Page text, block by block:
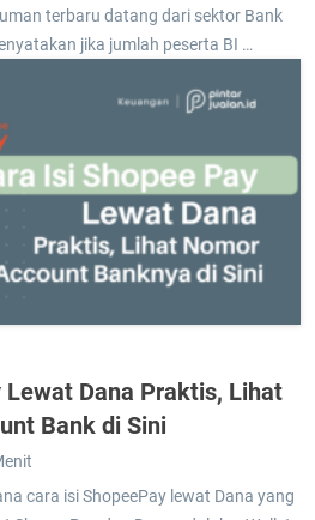
terbaru datang dari sektor Bank
jika jumlah peserta BI …
Lewat Dana Praktis, Lihat
Bank di Sini
cara isi ShopeePay lewat Dana yang